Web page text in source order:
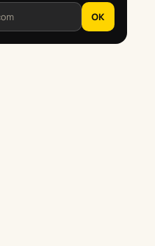
OK